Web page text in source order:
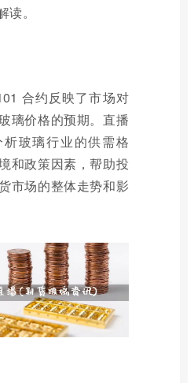
。
合约反映了市场对
璃价格的预期。直播
玻璃行业的供需格
和政策因素，帮助投
市场的整体走势和影